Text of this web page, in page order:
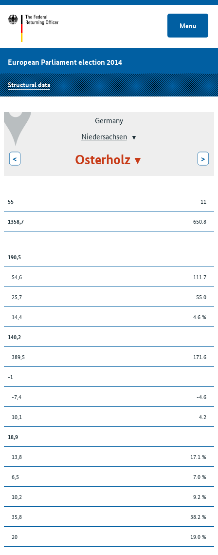
Menu
European Parliament election 2014
Structural data
Germany
Niedersachsen
< Osterholz >
55 11
1358,7 650.8
190,5
54,6 111.7
25,7 55.0
14,4 4.6 %
140,2
389,5 171.6
-1
-7,4 -4.6
10,1 4.2
18,9
13,8 17.1 %
6,5 7.0 %
10,2 9.2 %
35,8 38.2 %
20 19.0 %